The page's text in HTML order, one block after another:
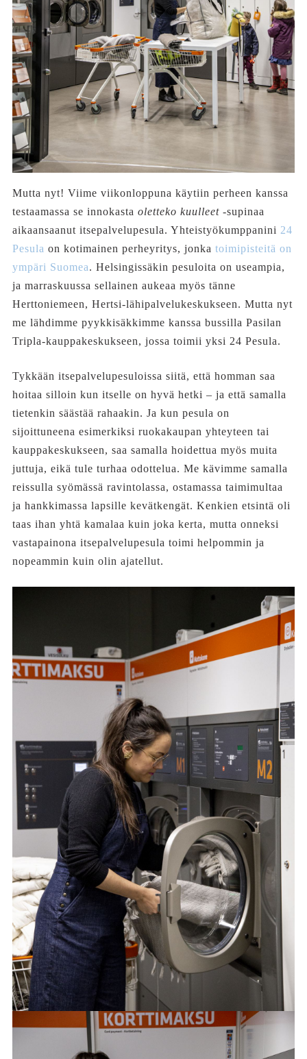
Mutta nyt! Viime viikonloppuna käytiin perheen kanssa
testaamassa se innokasta oletteko kuulleet-supinaa
aikaansaanut itsepalvelupesula. Yhteistyökumppanini 24
Pesula on kotimainen perheyritys, jonka toimipisteitä on
ympäri Suomea. Helsingissäkin pesuloita on useampia,
ja marraskuussa sellainen aukeaa myös tänne
Herttoniemeen, Hertsi-lähipalvelukeskukseen. Mutta nyt
me lähdimme pyykkisäkkimme kanssa bussilla Pasilan
Tripla-kauppakeskukseen, jossa toimii yksi 24 Pesula.
Tykkään itsepalvelupesuloissa siitä, että homman saa
hoitaa silloin kun itselle on hyvä hetki – ja että samalla
tietenkin säästää rahaakin. Ja kun pesula on
sijoittuneena esimerkiksi ruokakaupan yhteyteen tai
kauppakeskukseen, saa samalla hoidettua myös muita
juttuja, eikä tule turhaa odottelua. Me kävimme samalla
reissulla syömässä ravintolassa, ostamassa taimimultaa
ja hankkimassa lapsille kevätkengät. Kenkien etsintä oli
taas ihan yhtä kamalaa kuin joka kerta, mutta onneksi
vastapainona itsepalvelupesula toimi helpommin ja
nopeammin kuin olin ajatellut.